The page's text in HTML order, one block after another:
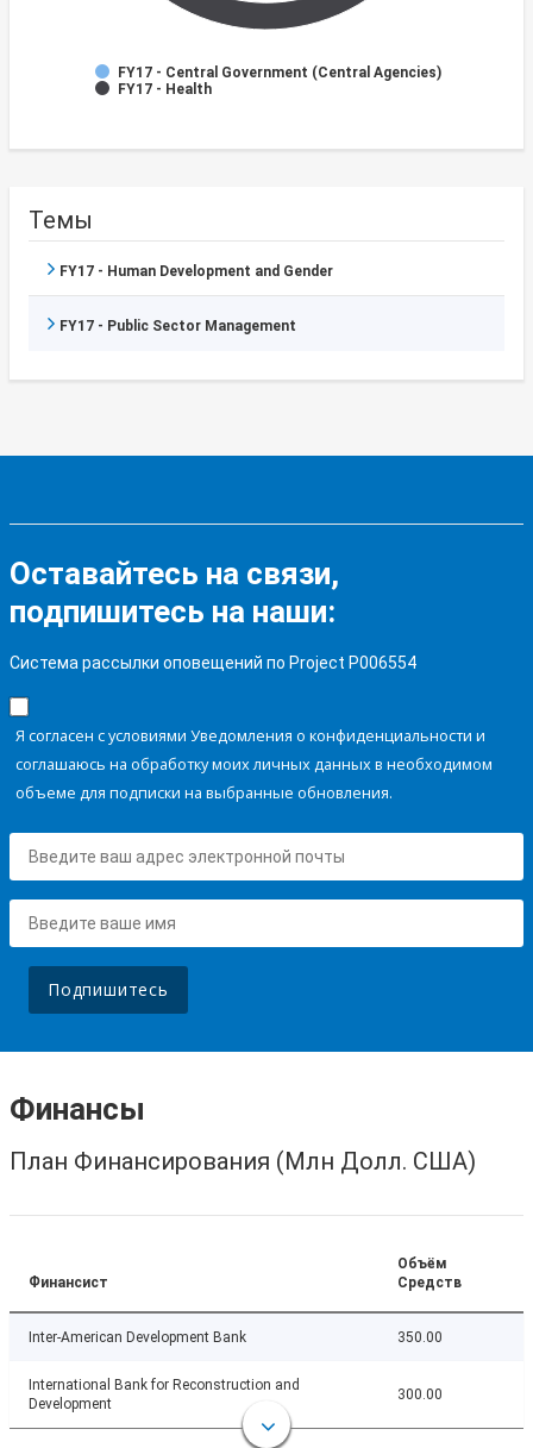
FY17 - Central Government (Central Agencies)
FY17 - Health
Темы
FY17 - Human Development and Gender
FY17 - Public Sector Management
Оставайтесь на связи,
подпишитесь на наши:
Система рассылки оповещений по Project P006554
Я согласен с условиями Уведомления о конфиденциальности и
соглашаюсь на обработку моих личных данных в необходимом
объеме для подписки на выбранные обновления.
Подпишитесь
Финансы
План Финансирования (Млн Долл. США)
Финансист
Объём
Средств
Inter-American Development Bank 350.00
International Bank for Reconstruction and
Development
300.00